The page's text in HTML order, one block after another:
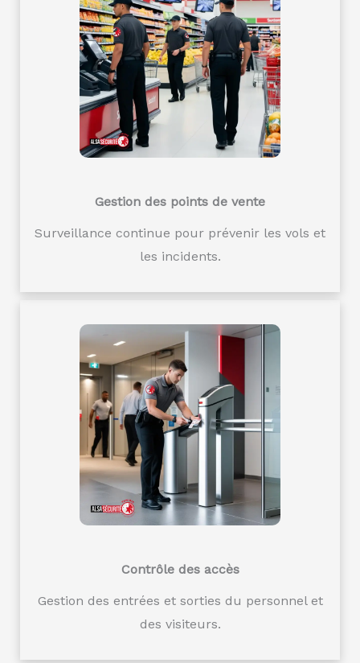
Gestion des points de vente
Surveillance continue pour prévenir les vols et
les incidents.
Contrôle des accès
Gestion des entrées et sorties du personnel et
des visiteurs.